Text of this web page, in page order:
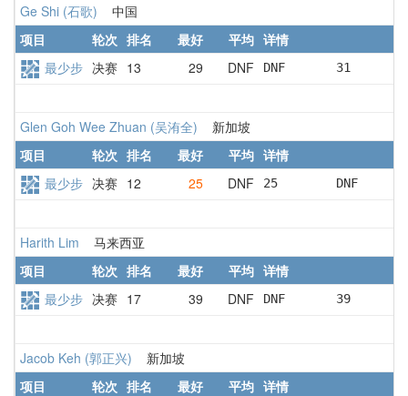
Ge Shi (石歌) 中国
项目
轮次 排名 最好 平均 详情
最少步 决赛 13 29 DNF DNF       31
Glen Goh Wee Zhuan (吴洧全) 新加坡
项目
轮次 排名 最好 平均 详情
最少步 决赛 12 25 DNF 25        DNF
Harith Lim 马来西亚
项目
轮次 排名 最好 平均 详情
最少步 决赛 17 39 DNF DNF       39
Jacob Keh (郭正兴) 新加坡
项目
轮次 排名 最好 平均 详情